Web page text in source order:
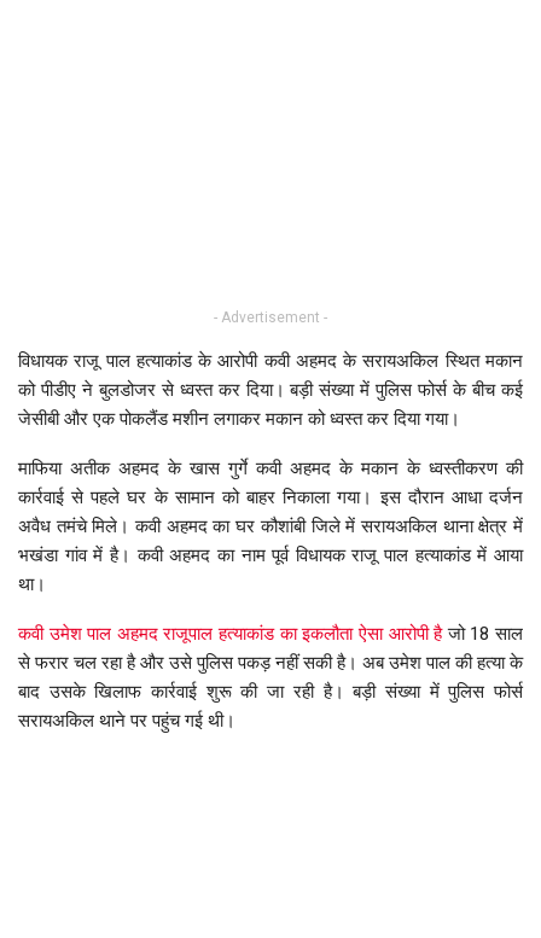
- Advertisement -
विधायक राजू पाल हत्याकांड के आरोपी कवी अहमद के सरायअकिल स्थित मकान
को पीडीए ने बुलडोजर से ध्वस्त कर दिया। बड़ी संख्या में पुलिस फोर्स के बीच कई
जेसीबी और एक पोकलैंड मशीन लगाकर मकान को ध्वस्त कर दिया गया।
माफिया अतीक अहमद के खास गुर्गे कवी अहमद के मकान के ध्वस्तीकरण की
कार्रवाई से पहले घर के सामान को बाहर निकाला गया। इस दौरान आधा दर्जन
अवैध तमंचे मिले। कवी अहमद का घर कौशांबी जिले में सरायअकिल थाना क्षेत्र में
भखंडा गांव में है। कवी अहमद का नाम पूर्व विधायक राजू पाल हत्याकांड में आया
था।
कवी उमेश पाल अहमद राजूपाल हत्याकांड का इकलौता ऐसा आरोपी हैजो 18 साल
से फरार चल रहा है और उसे पुलिस पकड़ नहीं सकी है। अब उमेश पाल की हत्या के
बाद उसके खिलाफ कार्रवाई शुरू की जा रही है। बड़ी संख्या में पुलिस फोर्स
सरायअकिल थाने पर पहुंच गई थी।